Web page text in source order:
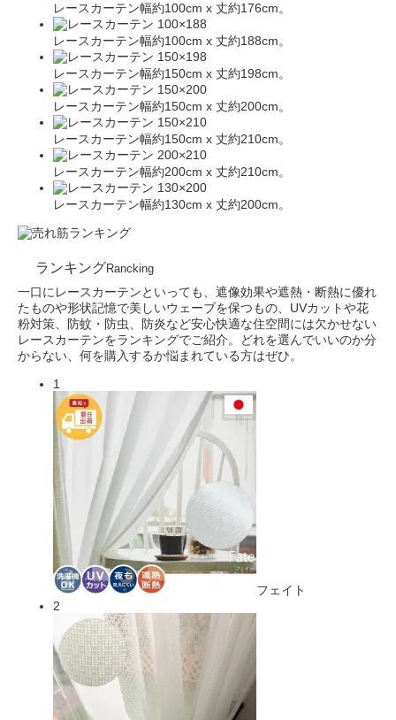
レースカーテン幅約100cm x 丈約176cm。
レースカーテン幅約100cm x 丈約188cm。
レースカーテン幅約150cm x 丈約198cm。
レースカーテン幅約150cm x 丈約200cm。
レースカーテン幅約150cm x 丈約210cm。
レースカーテン幅約200cm x 丈約210cm。
レースカーテン幅約130cm x 丈約200cm。
ランキングRancking
一口にレースカーテンといっても、遮像効果や遮熱・断熱に優れ
たものや形状記憶で美しいウェーブを保つもの、UVカットや花
粉対策、防蚊・防虫、防炎など安心快適な住空間には欠かせない
レースカーテンをランキングでご紹介。どれを選んでいいのか分
からない、何を購入するか悩まれている方はぜひ。
1
フェイト
2